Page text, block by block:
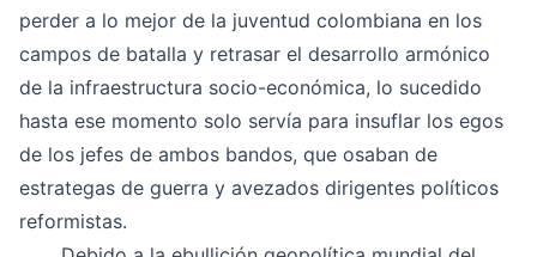
perder a lo mejor de la juventud colombiana en los
campos de batalla y retrasar el desarrollo armónico
de la infraestructura socio-económica, lo sucedido
hasta ese momento solo servía para insuflar los egos
de los jefes de ambos bandos, que osaban de
estrategas de guerra y avezados dirigentes políticos
reformistas.